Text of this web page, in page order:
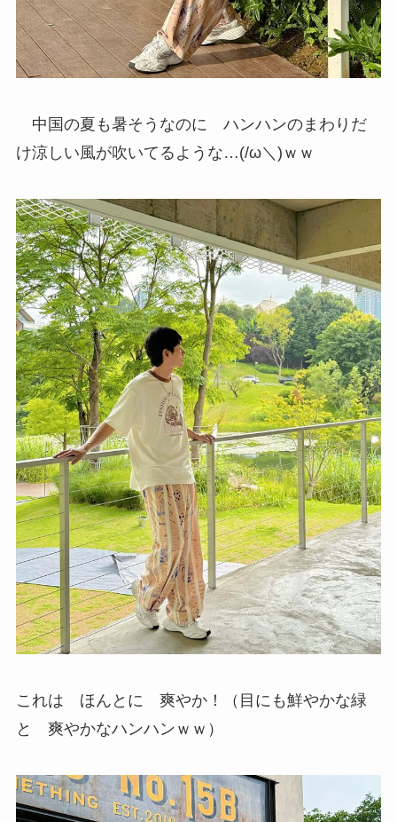
中国の夏も暑そうなのに ハンハンのまわりだ
け涼しい風が吹いてるような…(/ω＼)ｗｗ
これは ほんとに 爽やか！（目にも鮮やかな緑
と 爽やかなハンハンｗｗ）